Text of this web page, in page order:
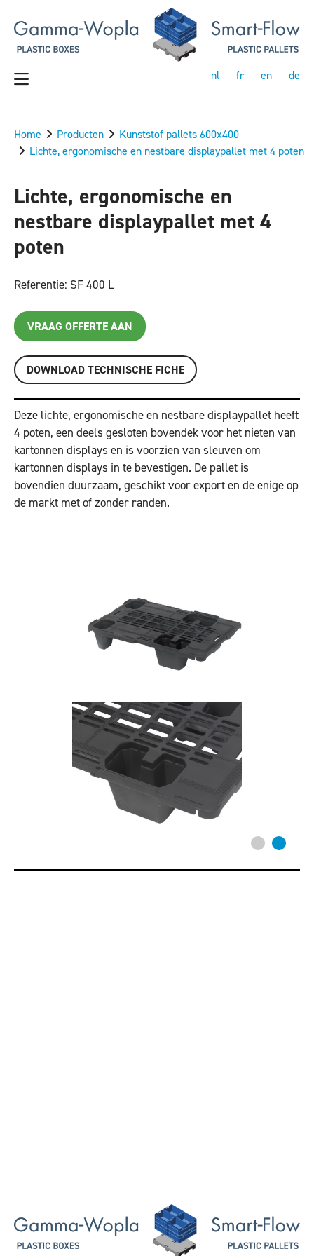
nl fr en de
Home Producten
Kunststof pallets 600x400
Lichte, ergonomische en nestbare displaypallet met 4 poten
Lichte, ergonomische en
nestbare displaypallet met 4
poten
Referentie: SF 400 L
VRAAG OFFERTE AAN
DOWNLOAD TECHNISCHE FICHE
Deze lichte, ergonomische en nestbare displaypallet heeft
4 poten, een deels gesloten bovendek voor het nieten van
kartonnen displays en is voorzien van sleuven om
kartonnen displays in te bevestigen. De pallet is
bovendien duurzaam, geschikt voor export en de enige op
de markt met of zonder randen.